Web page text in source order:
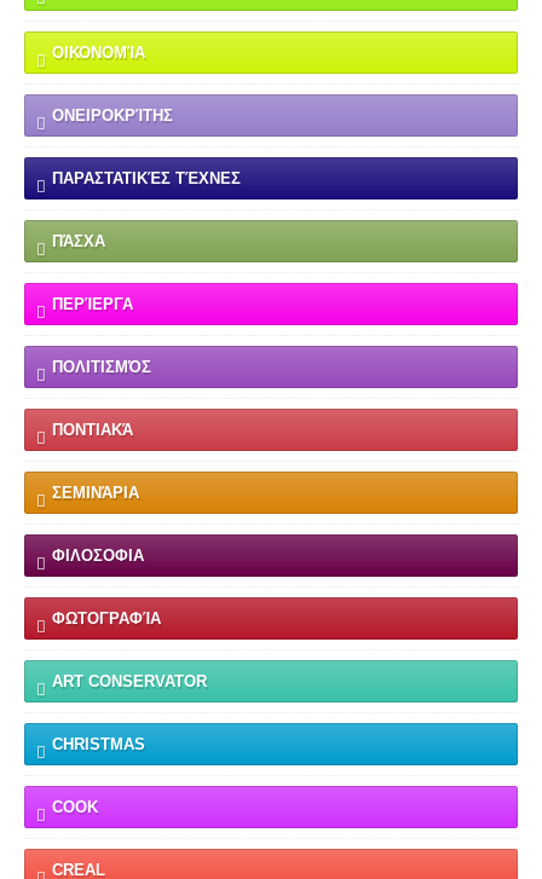
ΟΙΚΟΝΟΜΊΑ
ΟΝΕΙΡΟΚΡΊΤΗΣ
ΠΑΡΑΣΤΑΤΙΚΈΣ ΤΈΧΝΕΣ
ΠΆΣΧΑ
ΠΕΡΊΕΡΓΑ
ΠΟΛΙΤΙΣΜΌΣ
ΠΟΝΤΙΑΚΆ
ΣΕΜΙΝΆΡΙΑ
ΦΙΛΟΣΟΦΙΑ
ΦΩΤΟΓΡΑΦΊΑ
ART CONSERVATOR
CHRISTMAS
COOK
CREAL